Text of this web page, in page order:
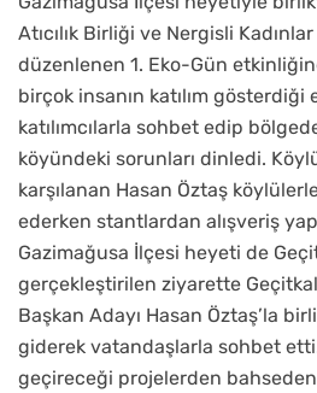
Atıcılık Birliği ve Nergisli
düzenlenen 1. Eko-Gün
birçok insanın katılım
katılımcılarla sohbet edip
köyündeki sorunları dinledi.
karşılanan Hasan Öztaş
ederken stantlardan alışveriş
Gazimağusa İlçesi heyeti de
gerçekleştirilen ziyarette
Başkan Adayı Hasan Öztaş’la
giderek vatandaşlarla sohbet
geçireceği projelerden bahseden